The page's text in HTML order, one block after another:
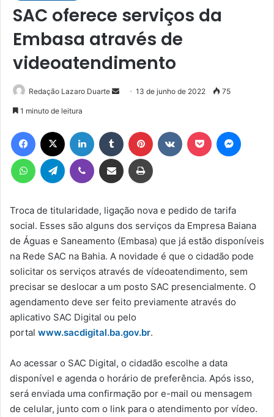
SAC oferece serviços da
Embasa através de
videoatendimento
Redação Lazaro Duarte
Mande
mail
13 de junho de 2022 75
1 minuto de leitura
Facebook Linkedin Tumblr Pinterest Pocket
WhatsAppTelegram Viber Compartilhar via e-mail Imprimir
Troca de titularidade, ligação nova e pedido de tarifa
social. Esses são alguns dos serviços da Empresa Baiana
de Águas e Saneamento (Embasa) que já estão disponíveis
na Rede SAC na Bahia. A novidade é que o cidadão pode
solicitar os serviços através de vídeoatendimento, sem
precisar se deslocar a um posto SAC presencialmente. O
agendamento deve ser feito previamente através do
aplicativo SAC Digital ou pelo
portal www.sacdigital.ba.gov.br.
Ao acessar o SAC Digital, o cidadão escolhe a data
disponível e agenda o horário de preferência. Após isso,
será enviada uma confirmação por e-mail ou mensagem
de celular, junto com o link para o atendimento por vídeo.